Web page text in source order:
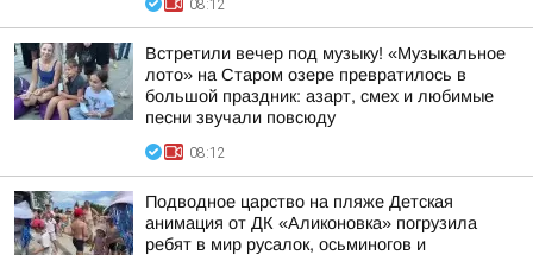
08:12
Встретили вечер под музыку! «Музыкальное
лото» на Старом озере превратилось в
большой праздник: азарт, смех и любимые
песни звучали повсюду
08:12
Подводное царство на пляже Детская
анимация от ДК «Аликоновка» погрузила
ребят в мир русалок, осьминогов и